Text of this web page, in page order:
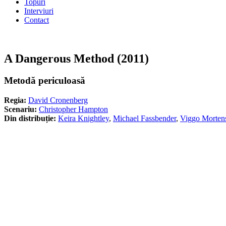
Interviuri
Contact
A Dangerous Method (2011)
Metodă periculoasă
Regia: David Cronenberg
Scenariu: Christopher Hampton
Din distribuție: Keira Knightley, Michael Fassbender, Viggo